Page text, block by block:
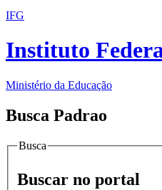
IFG
Instituto
Ministério da Educação
Busca Padrao
Busca
Buscar no portal